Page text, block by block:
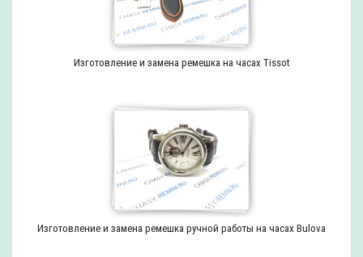
Изготовление и замена ремешка на часах Tissot
Изготовление и замена ремешка ручной работы на часах Bulova